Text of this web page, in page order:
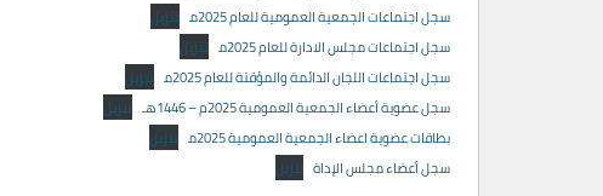
سجل اجتماعات الجمعية العمومية للعام 2025م
تنزيل
سجل اجتماعات مجلس الادارة للعام 2025م
تنزيل
سجل اجتماعات اللجان الدائمة والمؤقتة للعام 2025م
تنزيل
سجل عضوية أعضاء الجمعية العمومية 2025م – 1446هـ
تنزيل
بطاقات عضوية اعضاء الجمعية العمومية 2025م
تنزيل
سجل أعضاء مجلس الإداة تنزيل